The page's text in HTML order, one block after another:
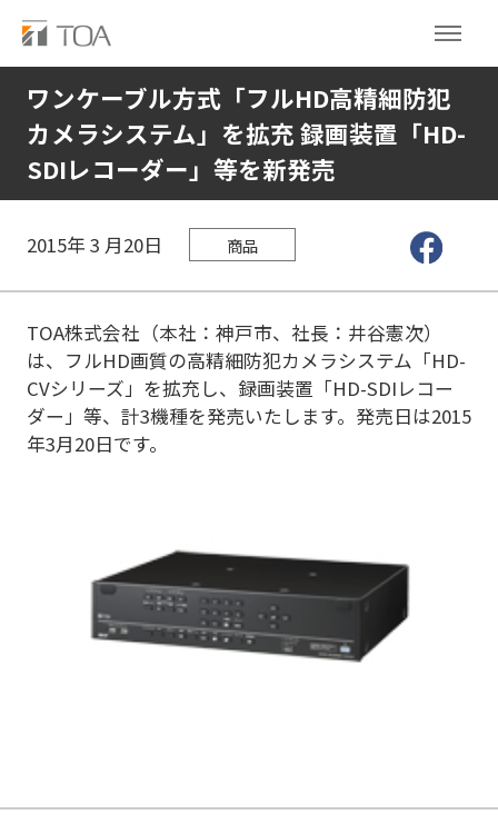
ワンケーブル方式「フルHD高精細防犯
カメラシステム」を拡充 録画装置「HD-
SDIレコーダー」等を新発売
2015年 3 月20日 商品
TOA株式会社（本社：神戸市、社長：井谷憲次）
は、フルHD画質の高精細防犯カメラシステム「HD-
CVシリーズ」を拡充し、録画装置「HD-SDIレコー
ダー」等、計3機種を発売いたします。発売日は2015
年3月20日です。